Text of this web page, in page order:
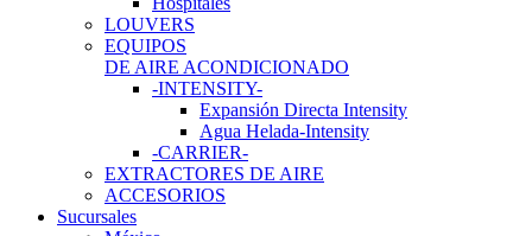
LOUVERS
EQUIPOS
DE AIRE ACONDICIONADO
-INTENSITY-
Expansión Directa Intensity
Agua Helada-Intensity
-CARRIER-
EXTRACTORES DE AIRE
ACCESORIOS
Sucursales